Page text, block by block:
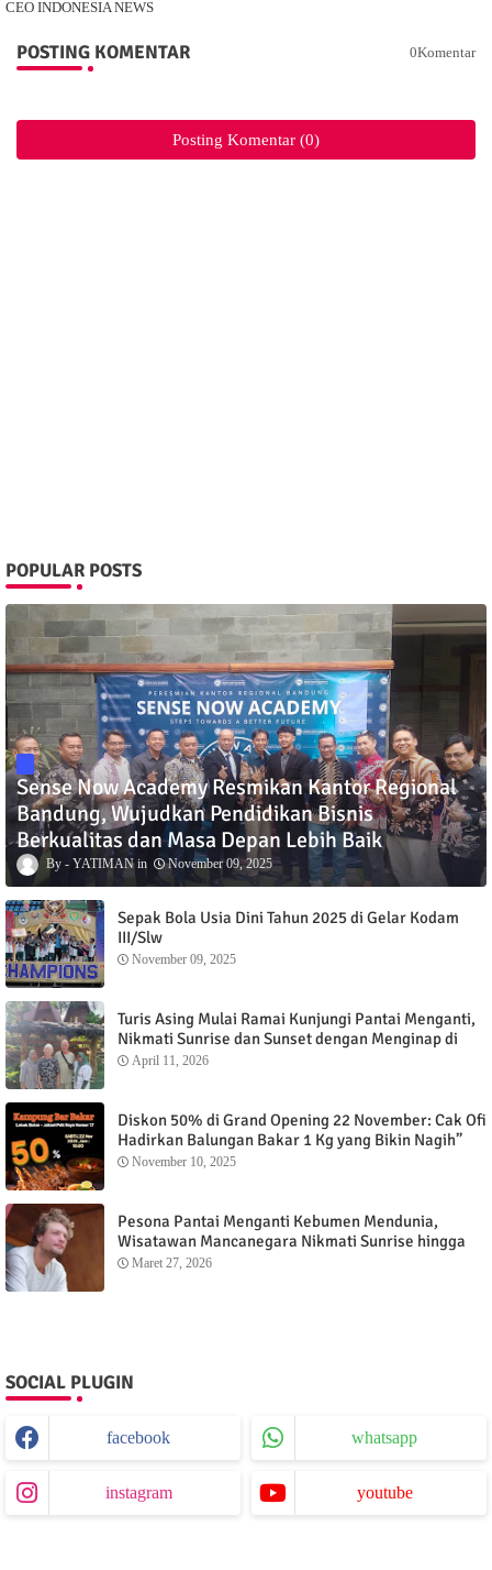
CEO INDONESIA NEWS
POSTING KOMENTAR 0Komentar
Posting Komentar (0)
POPULAR POSTS
Sense Now Academy Resmikan Kantor Regional
Bandung, Wujudkan Pendidikan Bisnis
Berkualitas dan Masa Depan Lebih Baik
YATIMAN November 09, 2025
Sepak Bola Usia Dini Tahun 2025 di Gelar Kodam
III/Slw
November 09, 2025
Turis Asing Mulai Ramai Kunjungi Pantai Menganti,
Nikmati Sunrise dan Sunset dengan Menginap di
Menganti Cottage
April 11, 2026
Diskon 50% di Grand Opening 22 November: Cak Ofi
Hadirkan Balungan Bakar 1 Kg yang Bikin Nagih”
November 10, 2025
Pesona Pantai Menganti Kebumen Mendunia,
Wisatawan Mancanegara Nikmati Sunrise hingga
Sunset dari Menganti Cottage
Maret 27, 2026
SOCIAL PLUGIN
facebook whatsapp
instagram youtube